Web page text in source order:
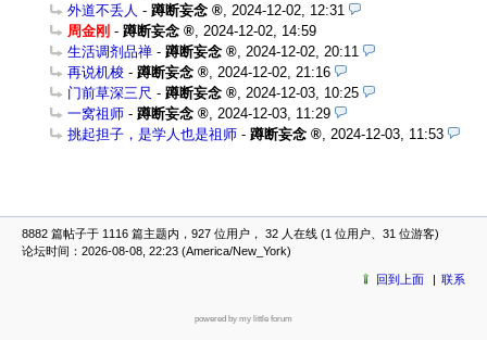
外道不丢人 - 蹲断妄念
2024-12-02, 12:31
周金刚 - 蹲断妄念
2024-12-02, 14:59
生活调剂品禅 - 蹲断妄念
2024-12-02, 20:11
再说机梭 - 蹲断妄念
2024-12-02, 21:16
门前草深三尺 - 蹲断妄念
2024-12-03, 10:25
一窝祖师 - 蹲断妄念
2024-12-03, 11:29
挑起担子，是学人也是祖师 - 蹲断妄念 2024-12-03, 11:53
8882 篇帖子于 1116 篇主题内，927 位用户， 32 人在线 (1 位用户、31 位游客)
论坛时间：2026-08-08, 22:23 (America/New_York)
回到上面 联系
powered by my little forum